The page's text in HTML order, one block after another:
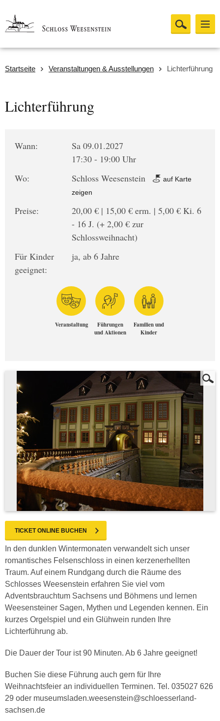
Startseite Veranstaltungen & Ausstellungen Lichterführung
Lichterführung
Wann:
Sa 09.01.2027
17:30 - 19:00 Uhr
Wo:
Schloss Weesenstein
auf Karte
zeigen
Preise:
20,00 € | 15,00 € erm. | 5,00 € Ki. 6
- 16 J. (+ 2,00 € zur
Schlossweihnacht)
Für Kinder
geeignet:
ja, ab 6 Jahre
Veranstaltung
Führungen
und Aktionen
Familien und
Kinder
TICKET ONLINE BUCHEN
In den dunklen Wintermonaten verwandelt sich unser
romantisches Felsenschloss in einen kerzenerhellten
Traum. Auf einem Rundgang durch die Räume des
Schlosses Weesenstein erfahren Sie viel vom
Adventsbrauchtum Sachsens und Böhmens und lernen
Weesensteiner Sagen, Mythen und Legenden kennen. Ein
kurzes Orgelspiel und ein Glühwein runden Ihre
Lichterführung ab.
Die Dauer der Tour ist 90 Minuten. Ab 6 Jahre geeignet!
Buchen Sie diese Führung auch gern für Ihre
Weihnachtsfeier an individuellen Terminen. Tel. 035027 626
29 oder museumsladen.weesenstein@schloesserland-
sachsen.de